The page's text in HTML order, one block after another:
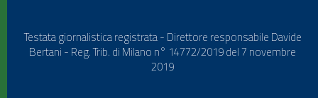
Testata giornalistica registrata - Direttore responsabile Davide
Bertani - Reg. Trib. di Milano n° 14772/2019 del 7 novembre
2019